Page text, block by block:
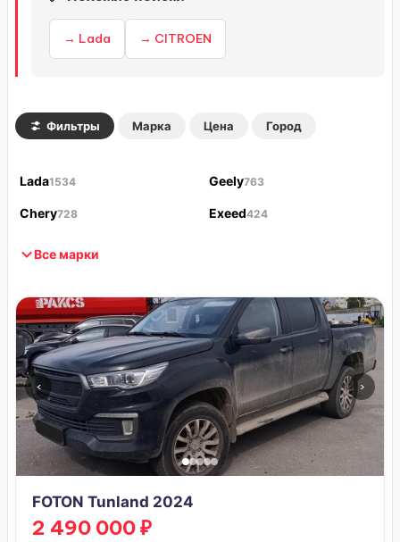
→ Lada → CITROEN
Фильтры Марка Цена Город
Lada1534 Geely763
Chery728 Exeed424
Все марки
‹ ›
FOTON Tunland 2024
2 490 000 ₽